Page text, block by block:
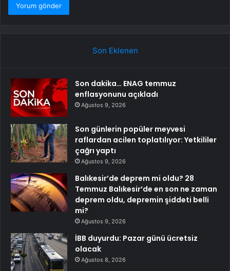
Son Eklenen
Son dakika… ENAG temmuz
enflasyonunu açıkladı
Ağustos 9, 2026
Son günlerin popüler meyvesi
raflardan acilen toplatılıyor: Yetkililer
çağrı yaptı
Ağustos 9, 2026
Balıkesir’de deprem mi oldu? 28
Temmuz Balıkesir’de en son ne zaman
deprem oldu, depremin şiddeti belli
mi?
Ağustos 9, 2026
İBB duyurdu: Pazar günü ücretsiz
olacak
Ağustos 8, 2026